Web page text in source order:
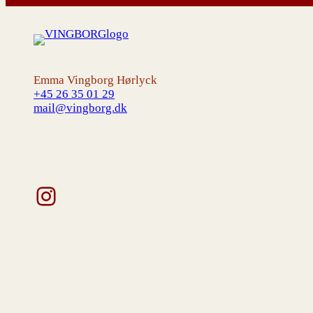
Emma Vingborg Hørlyck
+45 26 35 01 29
mail@vingborg.dk
Instagram